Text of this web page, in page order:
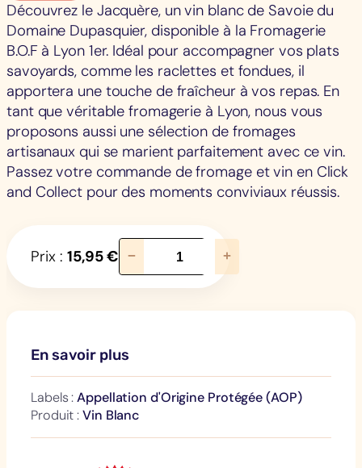
Découvrez le Jacquère, un vin blanc de Savoie du
Domaine Dupasquier, disponible à la Fromagerie
B.O.F à Lyon 1er. Idéal pour accompagner vos plats
savoyards, comme les raclettes et fondues, il
apportera une touche de fraîcheur à vos repas. En
tant que véritable fromagerie à Lyon, nous vous
proposons aussi une sélection de fromages
artisanaux qui se marient parfaitement avec ce vin.
Passez votre commande de fromage et vin en Click
and Collect pour des moments conviviaux réussis.
Prix : 15,95€q
u
a
i
é
d
− +
En savoir plus
Labels :Appellation d'Origine Protégée (AOP)
Produit :Vin Blanc